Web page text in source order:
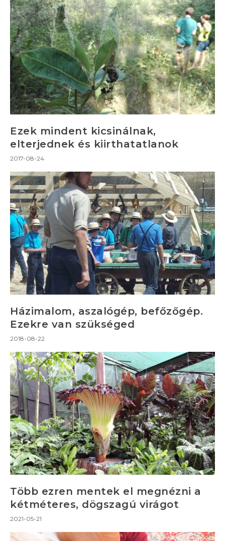
Ezek mindent kicsinálnak,
elterjednek és kiirthatatlanok
2017-08-24
Házimalom, aszalógép, befőzőgép.
Ezekre van szükséged
2018-08-22
Több ezren mentek el megnézni a
kétméteres, dögszagú virágot
2021-05-21